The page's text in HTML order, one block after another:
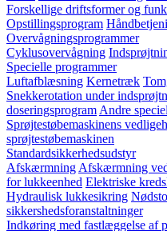
Forskellige driftsformer og
Opstillingsprogram
Overvågningsprogrammer
Cyklusovervågning
Specielle programmer
Luftafblæsning Kernetræk
Snekkerotation under
doseringsprogram Andre
Sprøjtestøbemaskinens
sprøjtestøbemaskinen
Standardsikkerhedsudstyr
Afskærmning Afskærmning
for lukkeenhed Elektriske
Hydraulisk lukkesikring
sikkershedsforanstaltninger
Indkøring med fastlæggelse af